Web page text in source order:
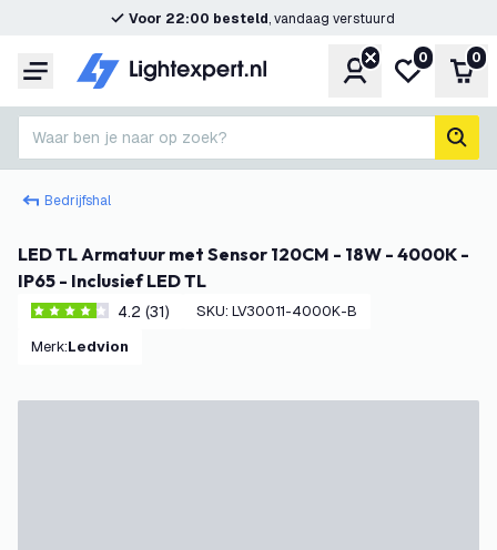
Voor 22:00 besteld, vandaag verstuurd
Menu Account
Mijn
0 0
Waar ben je naar op zoek?
Bedrijfshal
LED TL Armatuur met Sensor 120CM - 18W - 4000K -
IP65 - Inclusief LED TL
4.2 score sterren
4.2 (31) SKU: LV30011-4000K-B
Merk: Ledvion